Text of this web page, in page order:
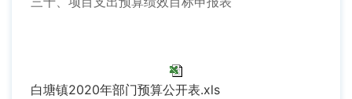
白塘镇2020年部门预算公开表.xls